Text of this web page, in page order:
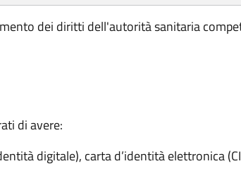
dei diritti dell'autorità sanitaria
di avere:
digitale), carta d’identità elettronica